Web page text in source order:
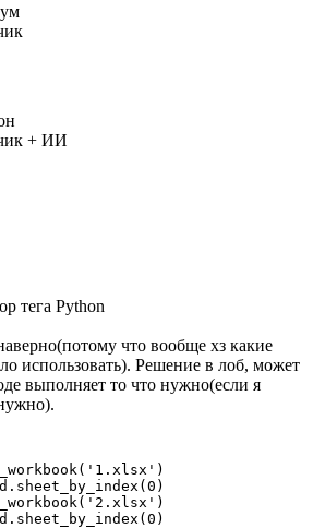
+ ИИ
тега Python
что вообще хз какие
использовать). Решение в лоб, может
выполняет то что нужно(если я